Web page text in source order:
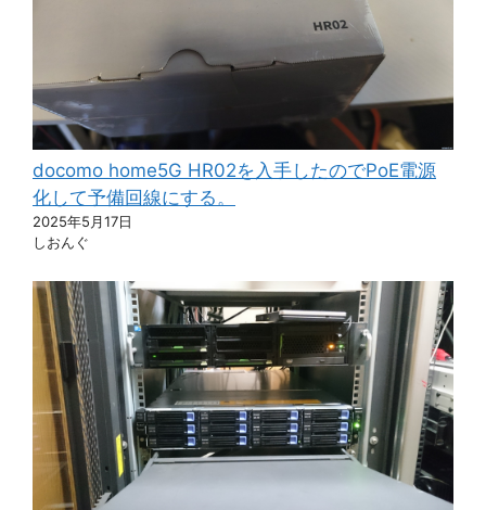
docomo home5G HR02を入手したのでPoE電源
化して予備回線にする。
2025年5月17日
しおんぐ